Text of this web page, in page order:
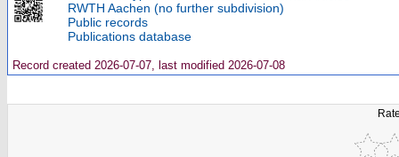
RWTH Aachen (no further subdivision)
Public records
Publications database
Record created 2026-07-07, last modified 2026-07-08